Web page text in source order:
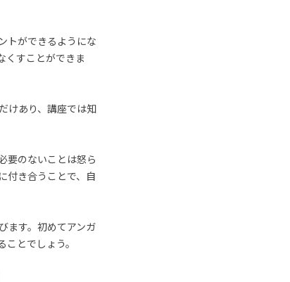
トができるようにな
くすことができま
けあり、講座では知
要のないことは怒ら
付き合うことで、自
ます。初めてアンガ
とでしょう。